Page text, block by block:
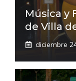
Música y
de Villa
diciembre